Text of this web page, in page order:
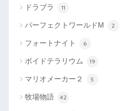
ドラブラ 11
パーフェクトワールドM 2
フォートナイト 6
ボイドテラリウム 19
マリオメーカー２ 5
牧場物語 42